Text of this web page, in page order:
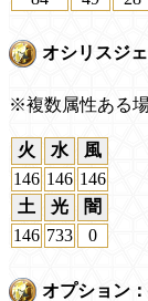
オシリスジ
※複数属性ある
火 水
風
146 146 146
土
光
闇
146 733 0
オプション